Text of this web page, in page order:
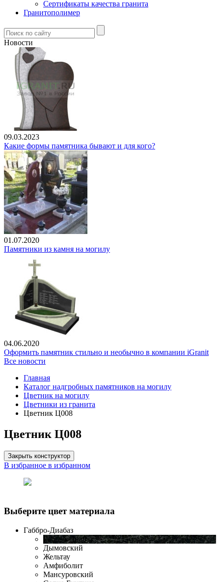
Сертификаты качества гранита
Гранитополимер
Новости
09.03.2023
Какие формы памятника бывают и для кого?
01.07.2020
Памятники из камня на могилу
04.06.2020
Оформить памятник стильно и необычно в компании iGranit
Все новости
Главная
Каталог надгробных памятников на могилу
Цветник на могилу
Цветники из гранита
Цветник Ц008
Цветник Ц008
Закрыть конструктор
В избранное в избранном
Выберите цвет материала
Габбро-Диабаз
Габбро-Диабаз
Дымовский
Жельтау
Амфиболит
Мансуровский